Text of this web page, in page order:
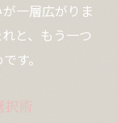
一層広がりま
と、もう一つ
す。
択術